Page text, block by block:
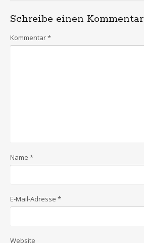
Schreibe einen Kommentar
Kommentar*
Name *
E-Mail-Adresse *
Website